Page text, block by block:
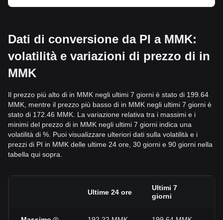
Dati di conversione da PI a MMK:
volatilità e variazioni di prezzo di in
MMK
Il prezzo più alto di in MMK negli ultimi 7 giorni è stato di 199.64
MMK, mentre il prezzo più basso di in MMK negli ultimi 7 giorni è
stato di 172.46 MMK. La variazione relativa tra i massimi e i
minimi del prezzo di in MMK negli ultimi 7 giorni indica una
volatilità di %. Puoi visualizzare ulteriori dati sulla volatilità e i
prezzi di PI in MMK delle ultime 24 ore, 30 giorni e 90 giorni nella
tabella qui sopra.
Ultime 24 ore
Ultimi 7
giorni